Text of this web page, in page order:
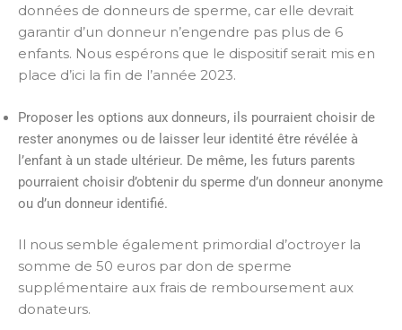
données de donneurs de sperme, car elle devrait
garantir d’un donneur n’engendre pas plus de 6
enfants. Nous espérons que le dispositif serait mis en
place d’ici la fin de l’année 2023.
Proposer les options aux donneurs, ils pourraient choisir de
rester anonymes ou de laisser leur identité être révélée à
l’enfant à un stade ultérieur. De même, les futurs parents
pourraient choisir d’obtenir du sperme d’un donneur anonyme
ou d’un donneur identifié.
Il nous semble également primordial d’octroyer la
somme de 50 euros par don de sperme
supplémentaire aux frais de remboursement aux
donateurs.